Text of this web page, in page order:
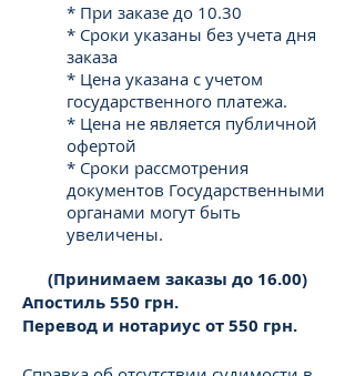
* При заказе до 10.30
* Сроки указаны без учета дня
заказа
* Цена указана с учетом
государственного платежа.
* Цена не является публичной
офертой
* Сроки рассмотрения
документов Государственными
органами могут быть
увеличены.
(Принимаем заказы до 16.00)
Апостиль 550 грн.
Перевод и нотариус от 550 грн.